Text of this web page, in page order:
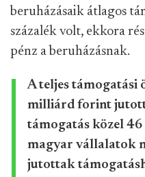
beruházásaik átlagos
százalék volt, ekkora
pénz a beruházásnak.
A teljes támogatási
milliárd forint jutott
támogatás közel 46
magyar vállalatok
jutottak